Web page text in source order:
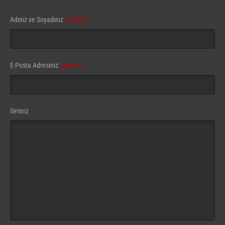
Adınız ve Soyadınız (gerekli)
E-Posta Adresiniz (gerekli)
İletiniz